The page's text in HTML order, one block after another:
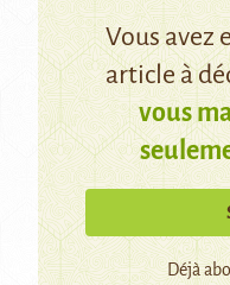
Vous avez
article à
vous
Déjà